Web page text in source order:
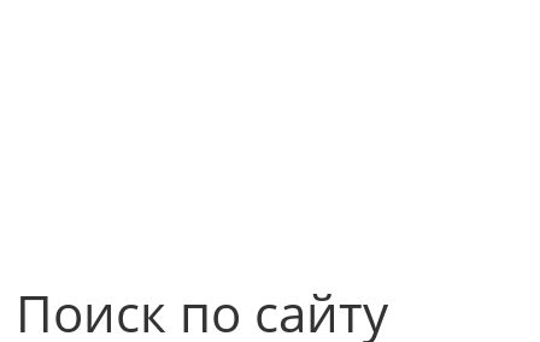
Поиск по сайту